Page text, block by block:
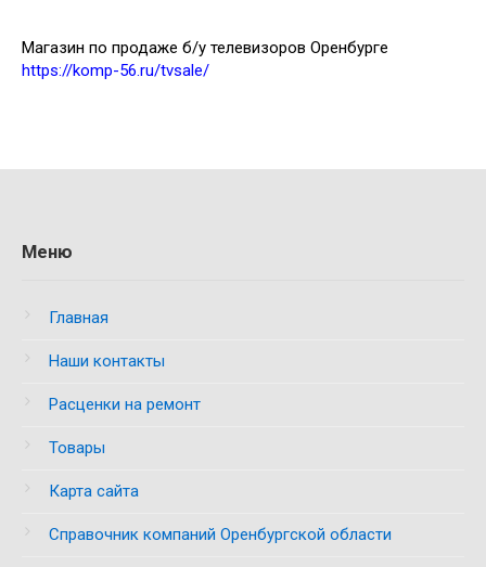
Магазин по продаже б/у телевизоров Оренбурге
https://komp-56.ru/tvsale/
Меню
Главная
Наши контакты
Расценки на ремонт
Товары
Карта сайта
Справочник компаний Оренбургской области